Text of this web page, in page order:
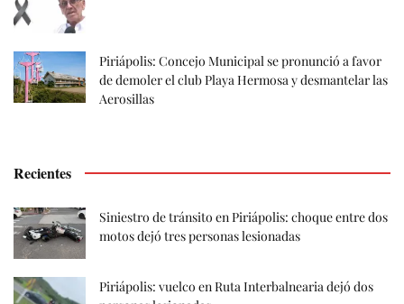
Piriápolis: Concejo Municipal se pronunció a favor
de demoler el club Playa Hermosa y desmantelar las
Aerosillas
Recientes
Siniestro de tránsito en Piriápolis: choque entre dos
motos dejó tres personas lesionadas
Piriápolis: vuelco en Ruta Interbalnearia dejó dos